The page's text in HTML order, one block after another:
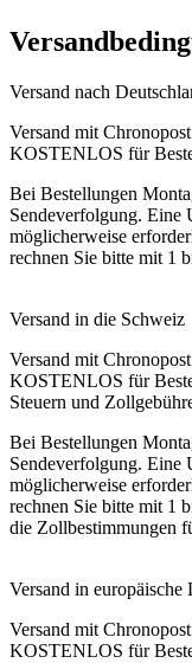
Versand nach
Versand mit
KOSTENLOS für
Bei Bestellungen
Sendeverfolgung. Eine
möglicherweise
rechnen Sie bitte mit 1
Versand in die Schweiz
Versand mit
KOSTENLOS für
Steuern und
Bei Bestellungen
Sendeverfolgung. Eine
möglicherweise
rechnen Sie bitte mit 1
die Zollbestimmungen
Versand in europäische
Versand mit
KOSTENLOS für